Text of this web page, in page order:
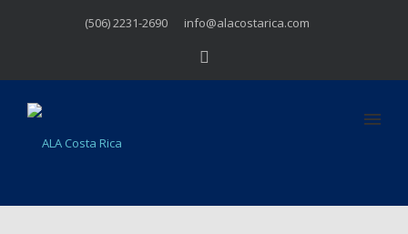
(506) 2231-2690 info@alacostarica.com